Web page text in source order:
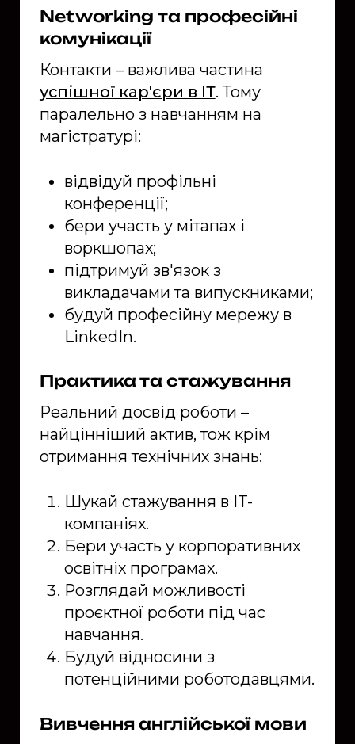
Networking та професійні
комунікації
Контакти – важлива частина
успішної кар'єри в ІТ. Тому
паралельно з навчанням на
магістратурі:
відвідуй профільні
конференції;
бери участь у мітапах і
воркшопах;
підтримуй зв'язок з
викладачами та випускниками;
будуй професійну мережу в
LinkedIn.
Практика та стажування
Реальний досвід роботи –
найцінніший актив, тож крім
отримання технічних знань:
Шукай стажування в IT-
компаніях.
Бери участь у корпоративних
освітніх програмах.
Розглядай можливості
проєктної роботи під час
навчання.
Будуй відносини з
потенційними роботодавцями.
Вивчення англійської мови